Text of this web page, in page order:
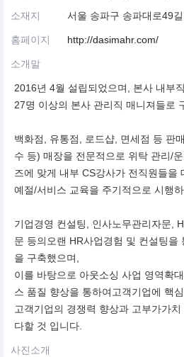
소재지 서울 송파구 송파대로49
홈페이지 http://dasimahr.com/
소개말
2016년 4월 설립되었으며, 본사 내부
27명 이상의 본사 관리직 매니져들로
백화점, 유통점, 로드샵, 면세점 등 판
수 등) 매장을 전문적으로 위탁 관리/
즈에 맞게 내부 CS강사가 전직원들을
예절/서비스 교육을 주기적으로 시행
기업경영 컨설팅, 인사노무관리자문,
문 등의오랜 HR사업경험 및 컨설팅을
을 구축했으며,
이를 바탕으로 아웃소싱 사업 영역확
스 품질 향상을 통하여고객기업에 핵
고객기업의 경쟁력 향상과 고부가가
다할 것 입니다.
사진소개